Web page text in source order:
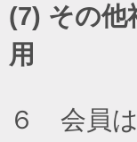
(7) その他
用
６ 会員